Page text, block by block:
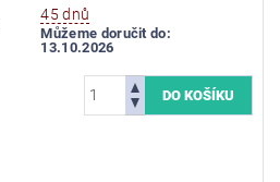
45 dnů
Můžeme doručit do:
13.10.2026